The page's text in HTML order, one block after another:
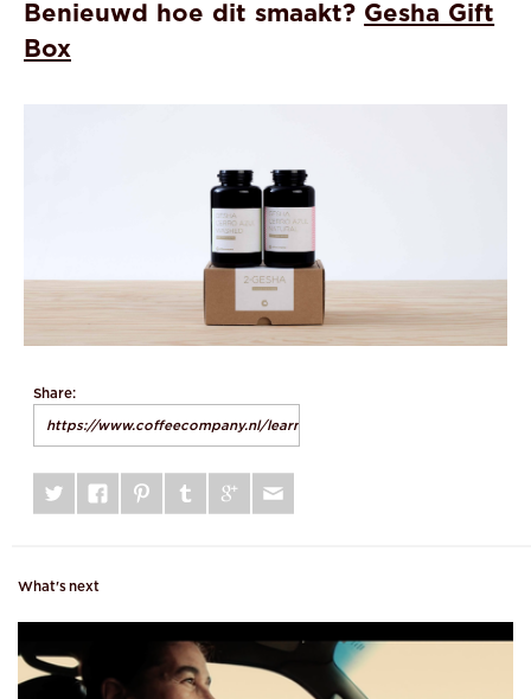
Benieuwd hoe dit smaakt? Gesha Gift
Box
Share:
What's next